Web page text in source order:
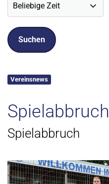
Vereinsnews
Spielabbruch
Spielabbruch
Social-Media News
Sport- und Kursangebot
Kontakt